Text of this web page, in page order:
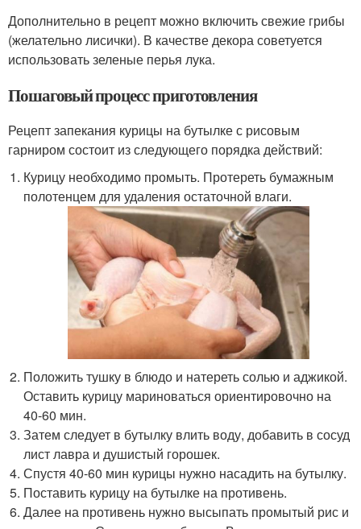
Дополнительно в рецепт можно включить свежие грибы
(желательно лисички). В качестве декора советуется
использовать зеленые перья лука.
Пошаговый процесс приготовления
Рецепт запекания курицы на бутылке с рисовым
гарниром состоит из следующего порядка действий:
Курицу необходимо промыть. Протереть бумажным
полотенцем для удаления остаточной влаги.
Положить тушку в блюдо и натереть солью и аджикой.
Оставить курицу мариноваться ориентировочно на
40-60 мин.
Затем следует в бутылку влить воду, добавить в сосуд
лист лавра и душистый горошек.
Спустя 40-60 мин курицы нужно насадить на бутылку.
Поставить курицу на бутылке на противень.
Далее на противень нужно высыпать промытый рис и